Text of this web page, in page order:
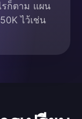
ก็ตาม แผน
ไว้เช่น